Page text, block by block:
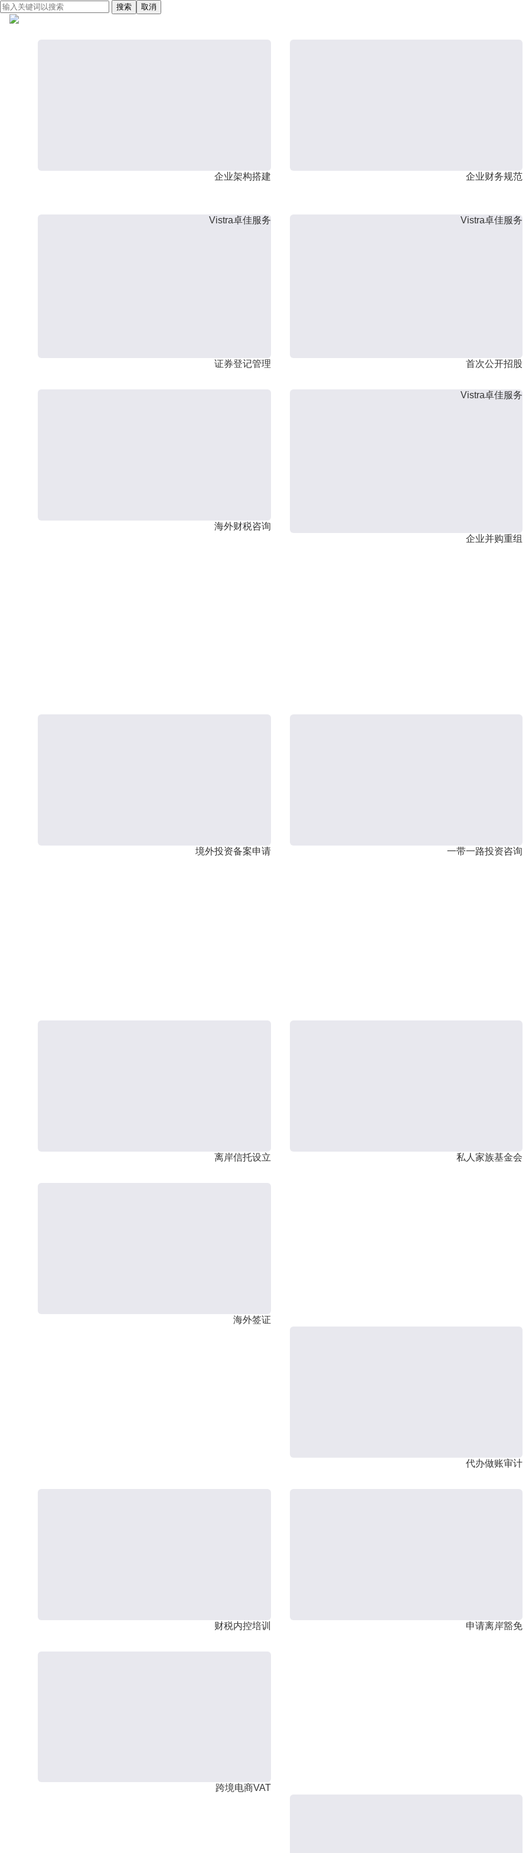
搜索 取消
企业架构搭建 企业财务规范
Vistra卓佳服务
证券登记管理
Vistra卓佳服务
首次公开招股
海外财税咨询
Vistra卓佳服务
企业并购重组
境外投资备案申请 一带一路投资咨询
离岸信托设立 私人家族基金会
海外签证
代办做账审计
财税内控培训 申请离岸豁免
跨境电商VAT